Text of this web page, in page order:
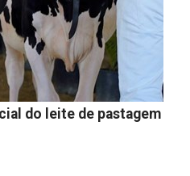
do leite de pastagem